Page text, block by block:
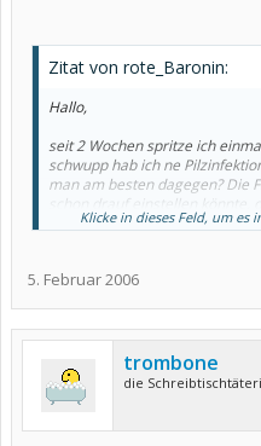
Zitat von rote_Baronin:
Hallo,
seit 2 Wochen spritze ich
schwupp hab ich ne
man am besten dagegen? Die
schon drauf einstellen könnte,
wegen dem MTX, aber auf das
Weiß jemand von euch Rat?
Klicke in dieses Feld, um es
5. Februar 2006
trombone
die